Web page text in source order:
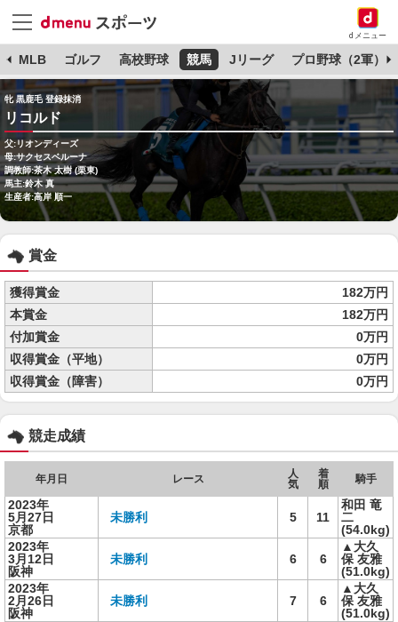
dメニュー
MLB ゴルフ 高校野球 競馬 Jリーグ プロ野球（2軍）
牝 黒鹿毛 登録抹消
リコルド
父:リオンディーズ
母:サクセスベルーナ
調教師:茶木 太樹 (栗東)
馬主:鈴木 真
生産者:高岸 順一
賞金
獲得賞金
182万円
本賞金
182万円
付加賞金
0万円
収得賞金（平地）
0万円
収得賞金（障害）
0万円
競走成績
年月日 レース
人
気
着
順
騎手
2023年
5月27日
京都
未勝利 5 11
和田 竜
二
(54.0kg)
2023年
3月12日
阪神
未勝利 6 6
▲大久
保 友雅
(51.0kg)
2023年
2月26日
阪神
未勝利 7 6
▲大久
保 友雅
(51.0kg)